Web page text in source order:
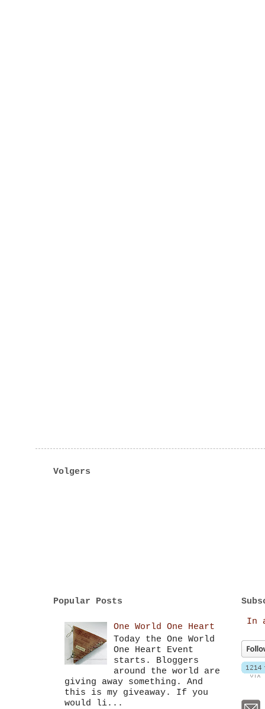
Volgers
Popular Posts
One World One Heart
Today the One World
One Heart Event
starts. Bloggers
around the world are
giving away something. And
this is my giveaway. If you
would li...
In